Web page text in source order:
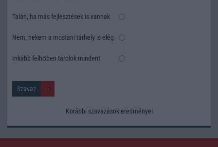
Talán, ha más fejlesztések is vannak
Nem, nekem a mostani tárhely is elég
Inkább felhőben tárolok mindent
Korábbi szavazások eredményei